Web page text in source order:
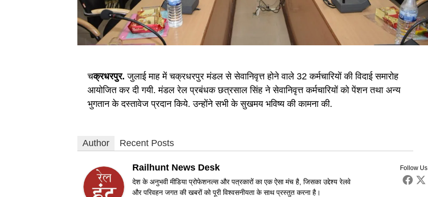
चक्रधरपुर.जुलाई माह में चक्रधरपुर मंडल से सेवानिवृत्त होने वाले 32 कर्मचारियों की विदाई समारोह
आयोजित कर दी गयी. मंडल रेल प्रबंधक छत्रसाल सिंह ने सेवानिवृत्त कर्मचारियों को पेंशन तथा अन्य
भुगतान के दस्तावेज प्रदान किये. उन्होंने सभी के सुखमय भविष्य की कामना की.
Author Recent Posts
Follow Us
Railhunt News Desk
देश के अनुभवी मीडिया प्रोफेशनल्स और पत्रकारों का एक ऐसा मंच है, जिसका उद्देश्य रेलवे
और परिवहन जगत की खबरों को पूरी विश्वसनीयता के साथ प्रस्तुत करना है।